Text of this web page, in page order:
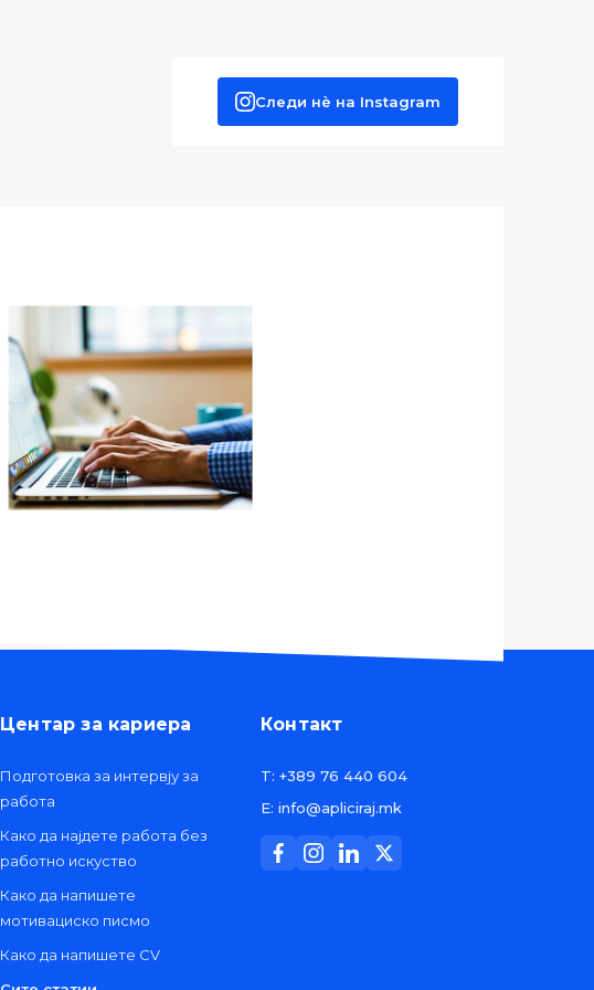
Следи нè на Instagram
Центар за кариера
Подготовка за интервју за
работа
Како да најдете работа без
работно искуство
Како да напишете
мотивациско писмо
Како да напишете CV
Контакт
T: +389 76 440 604
E: info@apliciraj.mk